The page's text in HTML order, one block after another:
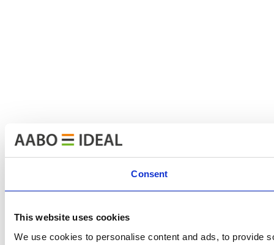
Consent
This website uses cookies
We use cookies to personalise content and ads, to provide